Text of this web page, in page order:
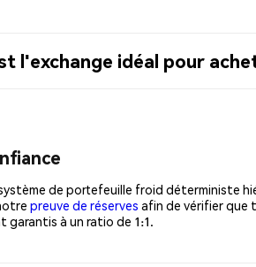
l'exchange idéal pour
de portefeuille froid déterministe
preuve de réserves afin de vérifier que
à un ratio de 1:1.